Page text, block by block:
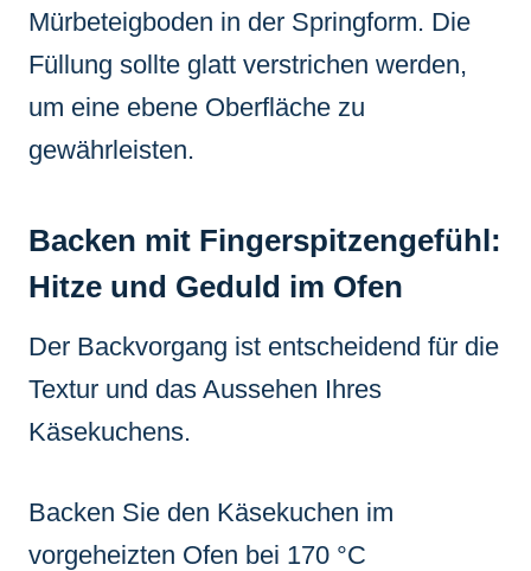
Mürbeteigboden in der Springform. Die
Füllung sollte glatt verstrichen werden,
um eine ebene Oberfläche zu
gewährleisten.
Backen mit Fingerspitzengefühl:
Hitze und Geduld im Ofen
Der Backvorgang ist entscheidend für die
Textur und das Aussehen Ihres
Käsekuchens.
Backen Sie den Käsekuchen im
vorgeheizten Ofen bei 170 °C